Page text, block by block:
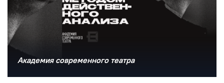
Академия современного театра